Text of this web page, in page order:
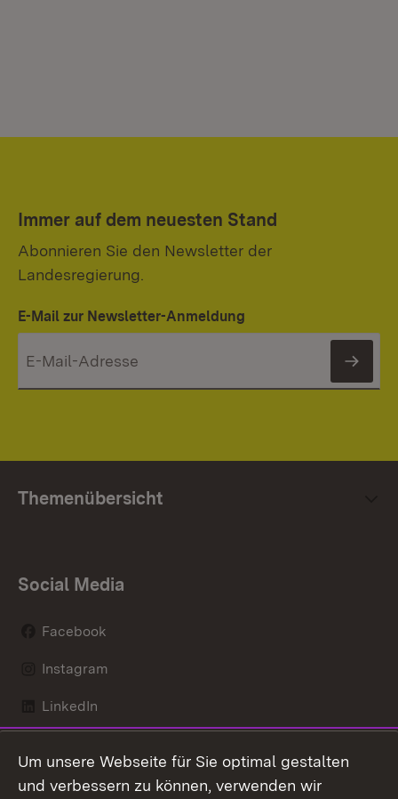
Immer auf dem neuesten Stand
Abonnieren Sie den Newsletter der
Landesregierung.
E-Mail zur Newsletter-Anmeldung
Themenübersicht
Social Media
Facebook
Instagram
LinkedIn
X / Twitter
Um unsere Webseite für Sie optimal gestalten
und verbessern zu können, verwenden wir